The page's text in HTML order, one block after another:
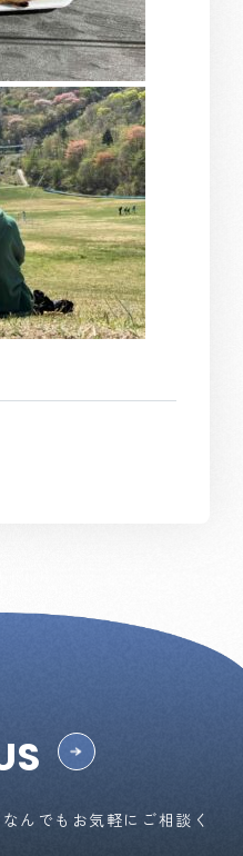
んでもお気軽にご相談く